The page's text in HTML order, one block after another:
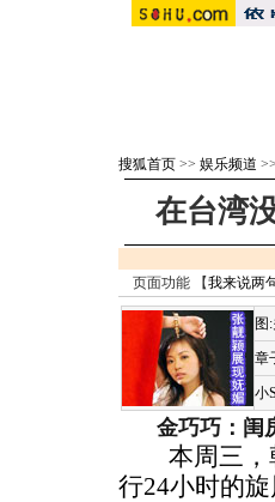
搜狐首页>> 娱乐频道 >>
在台湾
页面功能 【我来说两
图
章
小
金巧巧：闺
本周三，韩
行24小时的